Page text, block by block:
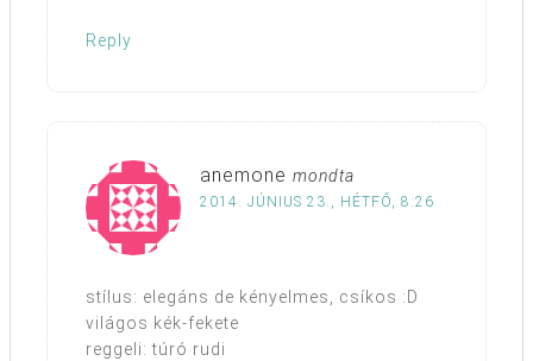
Reply
anemone mondta
2014. JÚNIUS 23., HÉTFŐ, 8:26
stílus: elegáns de kényelmes, csíkos :D
világos kék-fekete
reggeli: túró rudi